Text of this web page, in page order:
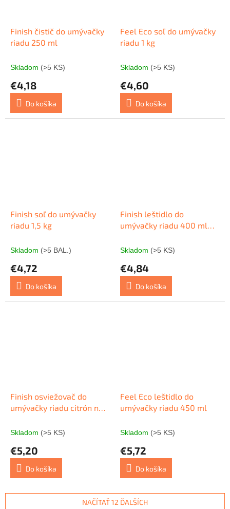
Finish čistič do umývačky
riadu 250 ml
Skladom (>5 KS)
€4,18
Do košíka
Feel Eco soľ do umývačky
riadu 1 kg
Skladom (>5 KS)
€4,60
Do košíka
Finish soľ do umývačky
riadu 1,5 kg
Skladom (>5 BAL.)
€4,72
Do košíka
Finish leštidlo do
umývačky riadu 400 ml
Skladom (>5 KS)
€4,84
Do košíka
Finish osviežovač do
umývačky riadu citrón na
Skladom (>5 KS)
€5,20
Do košíka
Feel Eco leštidlo do
umývačky riadu 450 ml
Skladom (>5 KS)
€5,72
Do košíka
NAČÍTAŤ 12 ĎALŠÍCH